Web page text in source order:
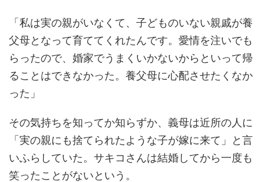
「私は実の親がいなくて、子どものいない親戚が養
父母となって育ててくれたんです。愛情を注いでも
らったので、婚家でうまくいかないからといって帰
ることはできなかった。養父母に心配させたくなか
った」
その気持ちを知ってか知らずか、義母は近所の人に
「実の親にも捨てられたような子が嫁に来て」と言
いふらしていた。サキコさんは結婚してから一度も
笑ったことがないという。